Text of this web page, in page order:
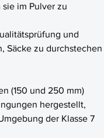
im Pulver zu
und
Säcke zu durchstechen
(150 und 250 mm)
hergestellt,
der Klasse 7